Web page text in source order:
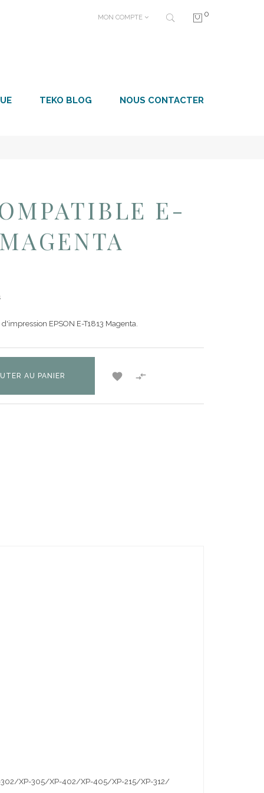
MON COMPTE 0
TEKO BLOG NOUS CONTACTER
E-
EPSON E-T1813 Magenta.
AU PANIER  
302/XP-305/XP-402/XP-405/XP-215/XP-312/